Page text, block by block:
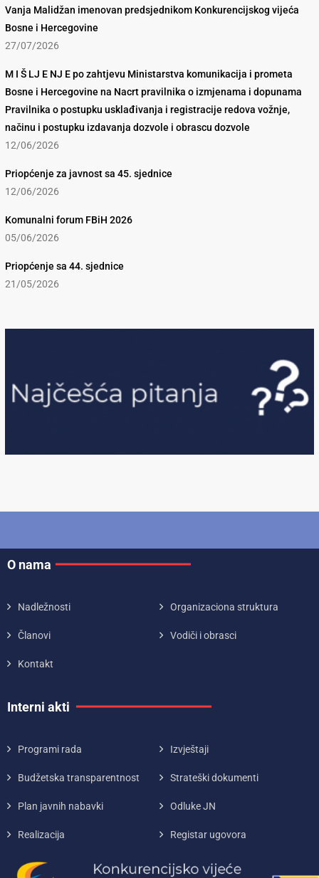
Vanja Malidžan imenovan predsjednikom Konkurencijskog vijeća
Bosne i Hercegovine
27/07/2026
M I Š LJ E NJ E po zahtjevu Ministarstva komunikacija i prometa
Bosne i Hercegovine na Nacrt pravilnika o izmjenama i dopunama
Pravilnika o postupku usklađivanja i registracije redova vožnje,
načinu i postupku izdavanja dozvole i obrascu dozvole
12/06/2026
Priopćenje za javnost sa 45. sjednice
12/06/2026
Komunalni forum FBiH 2026
05/06/2026
Priopćenje sa 44. sjednice
21/05/2026
O nama
Nadležnosti Organizaciona struktura
Članovi Vodiči i obrasci
Kontakt
Interni akti
Programi rada Izvještaji
Budžetska transparentnost Strateški dokumenti
Plan javnih nabavki Odluke JN
Realizacija Registar ugovora